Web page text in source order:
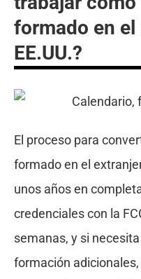
formado en
EE.UU.?
El proceso para
formado en el
unos años en
credenciales con la
semanas, y si
formación